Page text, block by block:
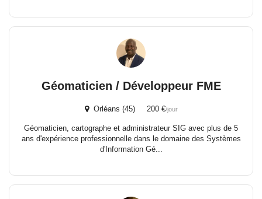
Géomaticien / Développeur FME
Orléans (45) 200 €/jour
Géomaticien, cartographe et administrateur SIG avec plus de 5
ans d'expérience professionnelle dans le domaine des Systèmes
d'Information Gé...